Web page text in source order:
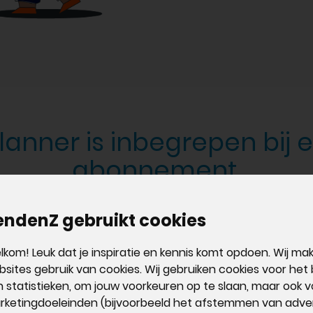
gebruikt cookies
Leuk dat je inspiratie en kennis komt opdoen. Wij
gebruik van cookies. Wij gebruiken cookies voor het
statistieken, om jouw voorkeuren op te slaan, maar ook
(bijvoorbeeld het afstemmen van
is inbegrepen bij
abonnement.
Standard
standaard
voor Online
Professional &
Inclusief
functionaliteit